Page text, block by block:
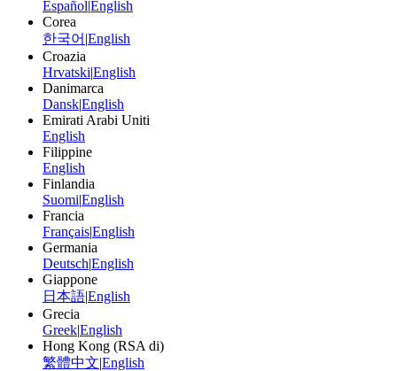
Español|English
Corea
한국어 |English
Croazia
Hrvatski|English
Danimarca
Dansk|English
Emirati Arabi Uniti
English
Filippine
English
Finlandia
Suomi|English
Francia
Français|English
Germania
Deutsch|English
Giappone
日本語|English
Grecia
Greek|English
Hong Kong (RSA di)
繁體中文|English